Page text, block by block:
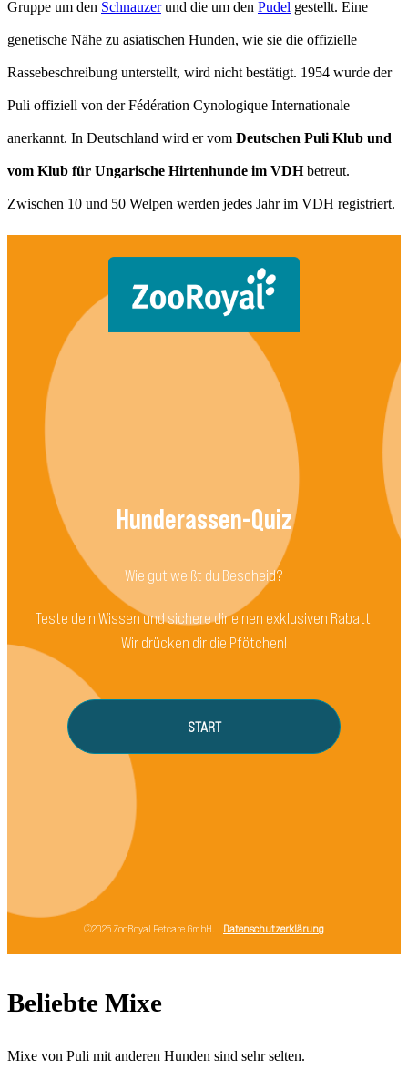
Gruppe um den Schnauzerund die um den Pudel gestellt. Eine
genetische Nähe zu asiatischen Hunden, wie sie die offizielle
Rassebeschreibung unterstellt, wird nicht bestätigt. 1954 wurde der
Puli offiziell von der Fédération Cynologique Internationale
anerkannt. In Deutschland wird er vom Deutschen Puli Klub und
vom Klub für Ungarische Hirtenhunde im VDHbetreut.
Zwischen 10 und 50 Welpen werden jedes Jahr im VDH registriert.
Beliebte Mixe
Mixe von Puli mit anderen Hunden sind sehr selten.